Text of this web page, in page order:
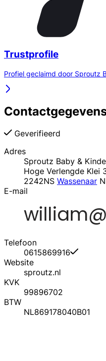
Trustprofile
Profiel geclaimd door Sproutz
Geverifieerd
Adres
Sproutz Baby &
Hoge Verlengde Klei
2242NS Wassenaar
E-mail
Telefoon
0615869916
Website
sproutz.nl
KVK
99896702
BTW
NL869178040B01